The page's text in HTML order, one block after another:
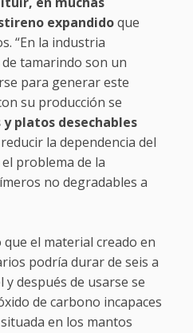
expandidoque
“En la industria
tamarindo son un
para generar este
su producción se
platos desechables
la dependencia del
problema de la
no degradables a
el material creado en
podría durar de seis a
y después de usarse se
de carbono incapaces
en los mantos